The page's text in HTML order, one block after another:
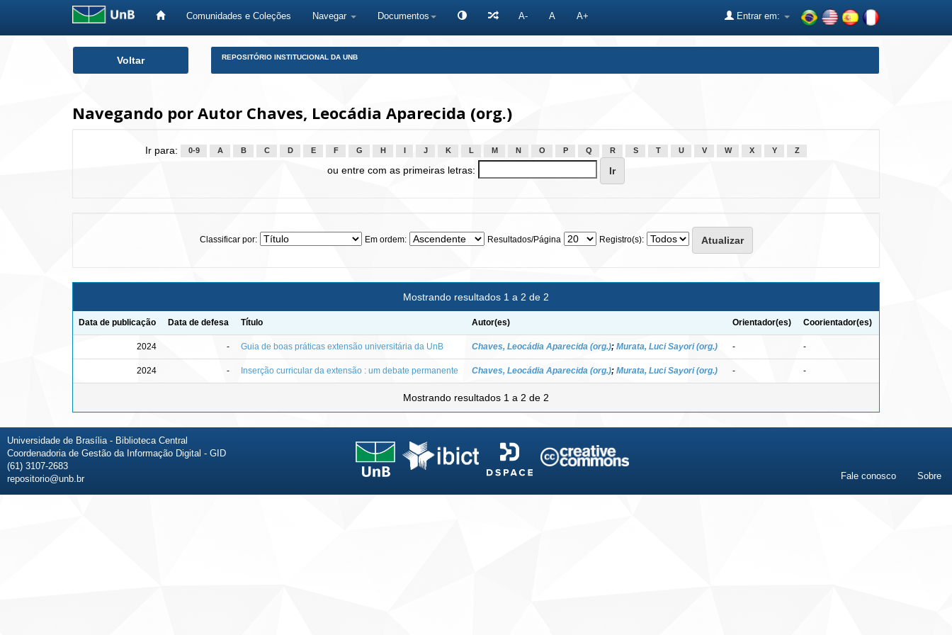
Comunidades e Coleções Navegar Documentos A- A A+ Entrar em:
Voltar REPOSITÓRIO INSTITUCIONAL DA UNB
Navegando por Autor Chaves, Leocádia Aparecida (org.)
Ir para: 0-9 A B C D E F G H J K L M N O P Q R S T U V W X Y Z
ou entre com as primeiras letras:
Classificar por: Em ordem: Resultados/Página Registro(s):
Mostrando resultados 1 a 2 de 2
Data de publicação Data de defesa Título Autor(es) Orientador(es) Coorientador(es)
2024 - Guia de boas práticas extensão universitária da UnB Chaves, Leocádia Aparecida (org.); Murata, Luci Sayori (org.) - -
2024 - Inserção curricular da extensão : um debate permanente Chaves, Leocádia Aparecida (org.); Murata, Luci Sayori (org.) - -
Mostrando resultados 1 a 2 de 2
Universidade de Brasília - Biblioteca Central
Coordenadoria de Gestão da Informação Digital - GID
(61) 3107-2683
repositorio@unb.br
Fale conosco Sobre